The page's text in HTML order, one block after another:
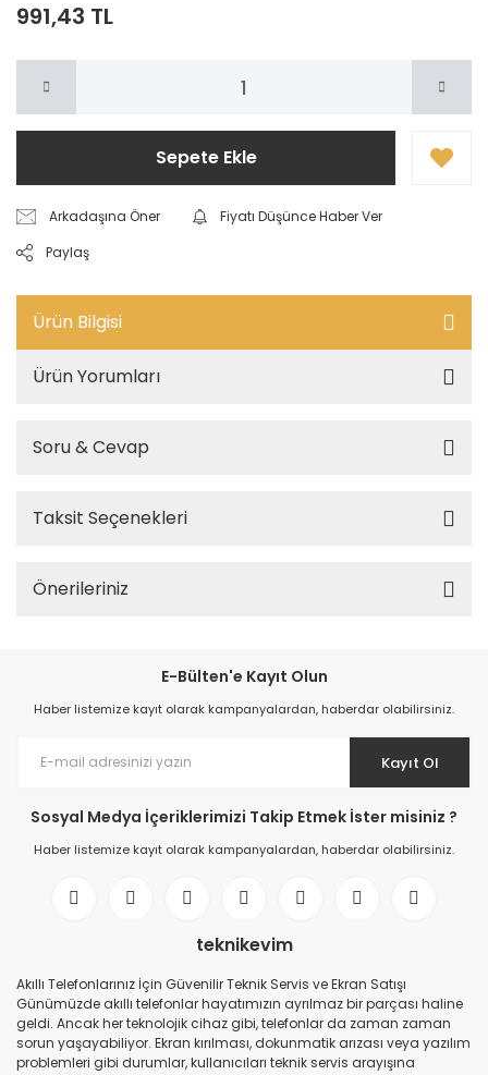
991,43 TL
Sepete Ekle
Arkadaşına Öner
Fiyatı Düşünce Haber Ver
Paylaş
Ürün Bilgisi
Ürün Yorumları
Soru & Cevap
Taksit Seçenekleri
Önerileriniz
E-Bülten'e Kayıt Olun
Haber listemize kayıt olarak kampanyalardan, haberdar olabilirsiniz.
Kayıt Ol
Sosyal Medya İçeriklerimizi Takip Etmek İster misiniz ?
Haber listemize kayıt olarak kampanyalardan, haberdar olabilirsiniz.
teknikevim
Akıllı Telefonlarınız İçin Güvenilir Teknik Servis ve Ekran Satışı
Günümüzde akıllı telefonlar hayatımızın ayrılmaz bir parçası haline
geldi. Ancak her teknolojik cihaz gibi, telefonlar da zaman zaman
sorun yaşayabiliyor. Ekran kırılması, dokunmatik arızası veya yazılım
problemleri gibi durumlar, kullanıcıları teknik servis arayışına